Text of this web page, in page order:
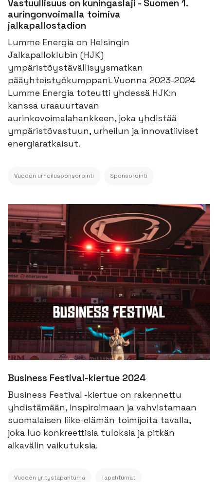
Vastuullisuus on kuningaslaji - Suomen 1.
auringonvoimalla toimiva
jalkapallostadion
Lumme Energia on Helsingin
Jalkapalloklubin (HJK)
ympäristöystävällisyysmatkan
pääyhteistyökumppani. Vuonna 2023-2024
Lumme Energia toteutti yhdessä HJK:n
kanssa uraauurtavan
aurinkovoimalahankkeen, joka yhdistää
ympäristövastuun, urheilun ja innovatiiviset
energiaratkaisut.
Vuoden urheilusponsorointi Sponsorointi
Business Festival-kiertue 2024
Business Festival -kiertue on rakennettu
yhdistämään, inspiroimaan ja vahvistamaan
suomalaisen liike-elämän toimijoita tavalla,
joka luo konkreettisia tuloksia ja pitkän
aikavälin vaikutuksia.
Vuoden yritystapahtuma Tapahtumat